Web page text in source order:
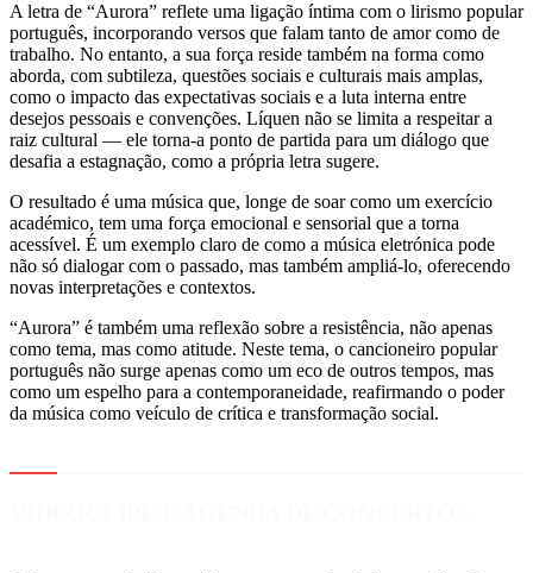
A letra de “Aurora” reflete uma ligação íntima com o lirismo popular
português, incorporando versos que falam tanto de amor como de
trabalho. No entanto, a sua força reside também na forma como
aborda, com subtileza, questões sociais e culturais mais amplas,
como o impacto das expectativas sociais e a luta interna entre
desejos pessoais e convenções. Líquen não se limita a respeitar a
raiz cultural — ele torna-a ponto de partida para um diálogo que
desafia a estagnação, como a própria letra sugere.
O resultado é uma música que, longe de soar como um exercício
académico, tem uma força emocional e sensorial que a torna
acessível. É um exemplo claro de como a música eletrónica pode
não só dialogar com o passado, mas também ampliá-lo, oferecendo
novas interpretações e contextos.
“Aurora” é também uma reflexão sobre a resistência, não apenas
como tema, mas como atitude. Neste tema, o cancioneiro popular
português não surge apenas como um eco de outros tempos, mas
como um espelho para a contemporaneidade, reafirmando o poder
da música como veículo de crítica e transformação social.